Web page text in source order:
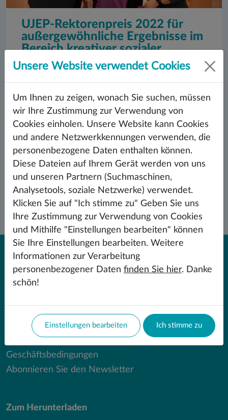
Unsere Website verwendet Cookies
Um Ihnen zu zeigen, wonach Sie suchen, müssen
wir Ihre Zustimmung zur Verwendung von
Cookies einholen. Unsere Website kann Cookies
und andere Netzwerkkennungen verwenden, die
personenbezogene Daten enthalten können.
Diese Dateien auf Ihrem Gerät werden von uns
und unseren Partnern (Suchmaschinen,
Analysetools, soziale Netzwerke) verwendet.
Klicken Sie auf "Ich stimme zu" Geben Sie uns
Ihre Zustimmung zur Verwendung von Cookies
und Mithilfe "Einstellungen bearbeiten" können
Sie Ihre Einstellungen bearbeiten. Weitere
Informationen zur Verarbeitung
personenbezogener Daten finden Sie hier. Danke
schön!
Einstellungen bearbeiten Ich stimme zu
UJEP-Rektorenpreis 2022 für
außergewöhnliche Ergebnisse im
Bereich kreativer sozialer,
humanitärer und künstlerischer
Aktivitäten für Věra Vystrčilová!
Der Preis wurde am 8. Dezember 2022 von UJEP-
Rektor Martin Balej anlässlich der Geburt des
Schirmherrn der Universität Ústí – Jan Evangelista
Purkyně – verliehen.
WEITER LESEN
Wichtige Verweisungen
Fragen und Antworten
Schutz personenbezogener Daten
Geschäftsbedingungen
Abonnieren Sie den Newsletter
Zum Herunterladen